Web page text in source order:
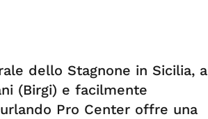
dello Stagnone in Sicilia, a
(Birgi) e facilmente
Pro Center offre una